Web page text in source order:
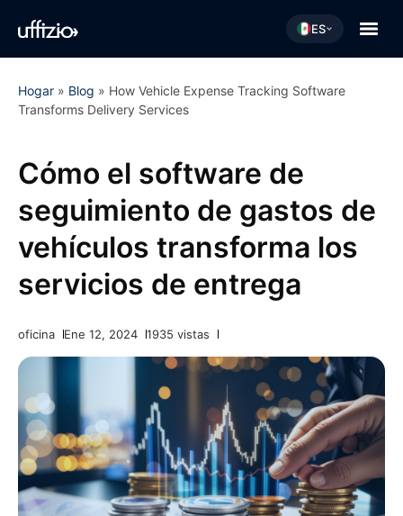
ES
Hogar » Blog » How Vehicle Expense Tracking Software
Transforms Delivery Services
Cómo el software de
seguimiento de gastos de
vehículos transforma los
servicios de entrega
oficina Ene 12, 2024 1935 vistas